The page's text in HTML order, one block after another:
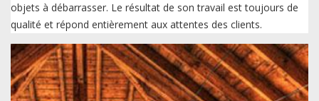
objets à débarrasser. Le résultat de son travail est toujours de
qualité et répond entièrement aux attentes des clients.